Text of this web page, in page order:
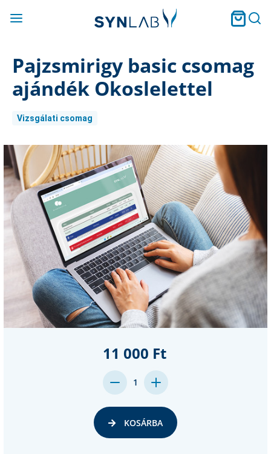
Pajzsmirigy basic csomag
ajándék Okoslelettel
Vizsgálati csomag
Current
Stock:
11 000 Ft
DECREASE
QUANTITY:
1
INCREASE
QUANTITY:
KOSÁRBA